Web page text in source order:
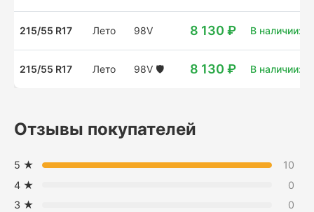
215/55 R17 Лето 98V 8 130 ₽ В наличии:
215/55 R17 Лето 98V 🛡️ 8 130 ₽ В наличии: 4
Отзывы покупателей
5 ★
10
4 ★
0
3 ★
0